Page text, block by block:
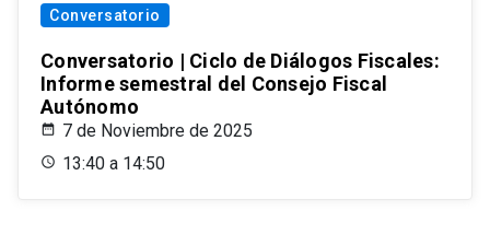
Conversatorio
Conversatorio | Ciclo de Diálogos Fiscales:
Informe semestral del Consejo Fiscal
Autónomo
7 de Noviembre de 2025
13:40 a 14:50